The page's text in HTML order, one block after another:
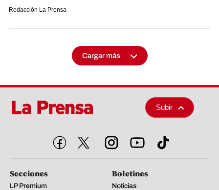
Redacción La Prensa
Cargar más
Subir
Secciones
LP Premium
Boletines
Noticias